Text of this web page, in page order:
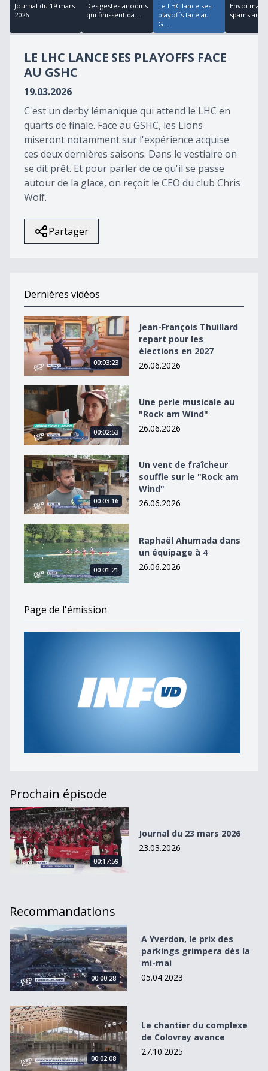
25
minutes,
second
Journal du 19 mars
2026
Des gestes anodins
qui finissent da...
Le LHC lance ses
playoffs face au
G...
Envoi
spams aux
LE LHC LANCE SES PLAYOFFS FACE
AU GSHC
19.03.2026
C'est un derby lémanique qui attend le LHC en
quarts de finale. Face au GSHC, les Lions
miseront notamment sur l'expérience acquise
ces deux dernières saisons. Dans le vestiaire on
se dit prêt. Et pour parler de ce qu'il se passe
autour de la glace, on reçoit le CEO du club Chris
Wolf.
Partager
Dernières vidéos
Jean-François Thuillard repart pour les élections en
00:03:23
Jean-François Thuillard
repart pour les
élections en 2027
26.06.2026
Une perle musicale au &quot;Rock am Wind&quot;
00:02:53
Une perle musicale au
"Rock am Wind"
26.06.2026
Un vent de fraîcheur souffle sur le &quot;Rock am
00:03:16
Un vent de fraîcheur
souffle sur le "Rock am
Wind"
26.06.2026
Raphaël Ahumada dans un équipage à 4
00:01:21
Raphaël Ahumada dans
un équipage à 4
26.06.2026
Page de l'émission
Prochain épisode
Journal du 23 mars 2026
00:17:59
Journal du 23 mars 2026
23.03.2026
Recommandations
A Yverdon, le prix des parkings grimpera dès la mi-mai
00:00:28
A Yverdon, le prix des
parkings grimpera dès la
mi-mai
05.04.2023
Le chantier du complexe de Colovray avance
00:02:08
Le chantier du complexe
de Colovray avance
27.10.2025